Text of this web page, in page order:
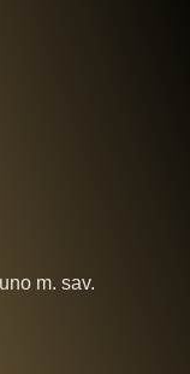
m. sav.